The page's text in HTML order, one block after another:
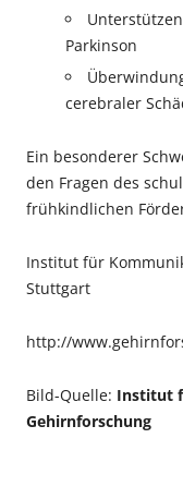
Parkinson
cerebraler
Ein besonderer
den Fragen des
frühkindlichen
Institut für
Stuttgart
http://
Bild-Quelle: Institut
Gehirnforschung